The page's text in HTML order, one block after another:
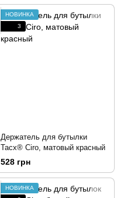
НОВИНКА
3
Держатель для бутылки
Tacx® Ciro, матовый красный
528 грн
НОВИНКА